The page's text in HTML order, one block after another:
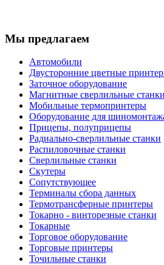
Мы предлагаем
Автомобили
Двусторонние цветные
Заточное оборудование
Магнитные сверлильные станки
Мобильные термопринтеры
Оборудование для
Прицепы, полуприцепы
Радиально-сверлильные станки
Распиловочные станки
Сверлильные станки
Скутеры
Сопутствующее
Терминалы сбора данных
Термотрансферные принтеры
Токарно - винторезные станки
Токарные
Торговое оборудование
Торговые принтеры
Точильные станки